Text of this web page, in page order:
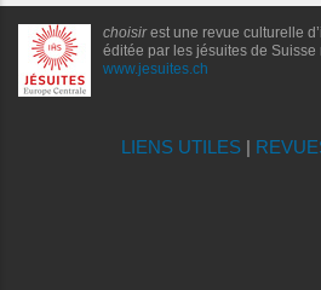
choisirest une revue culturelle
éditée par les jésuites de
www.jesuites.ch
LIENS UTILES|